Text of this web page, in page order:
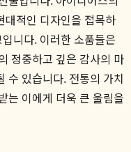
대적인 디자인을 접목하
니다. 이러한 소품들은
정중하고 깊은 감사의 마
수 있습니다. 전통의 가치
는 이에게 더욱 큰 울림을